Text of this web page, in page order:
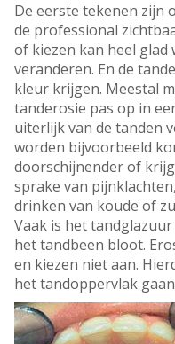
De eerste tekenen zijn
de professional
of kiezen kan heel glad
veranderen. En de
kleur krijgen. Meestal
tanderosie pas op in
uiterlijk van de tanden
worden bijvoorbeeld
doorschijnender of
sprake van
drinken van koude of
Vaak is het
het tandbeen bloot.
en kiezen niet aan.
het tandoppervlak